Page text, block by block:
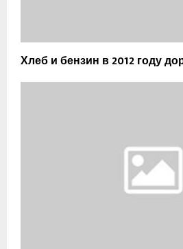
Хлеб и бензин в 2012 году